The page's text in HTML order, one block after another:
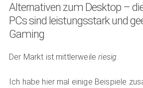
Alternativen zum Desktop –
PCs sind leistungsstark und
Gaming
Der Markt ist mittlerweileriesig.
Ich habe hier mal einige Beispiele